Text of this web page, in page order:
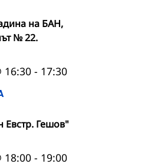
на БАН,
№ 22.
16:30 - 17:30
Евстр. Гешов"
18:00 - 19:00